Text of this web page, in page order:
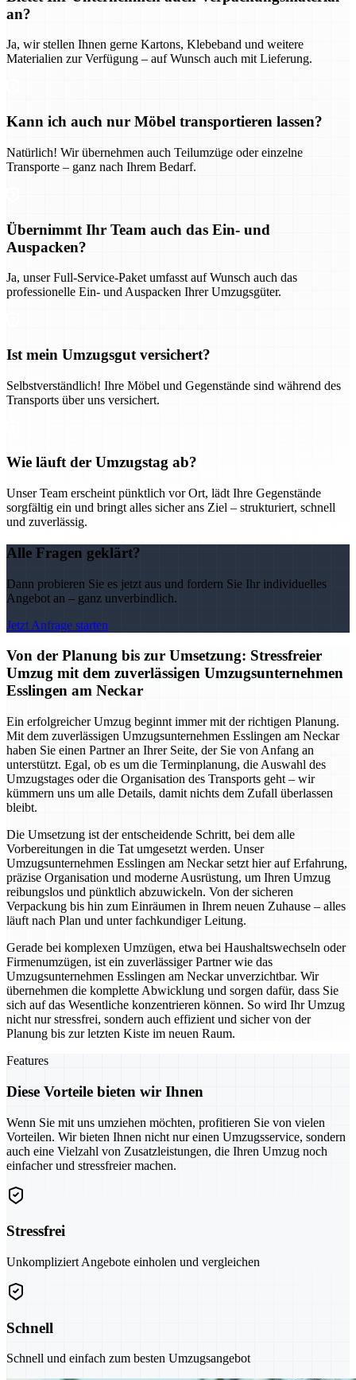
an?
Ja, wir stellen Ihnen gerne Kartons, Klebeband und weitere
Materialien zur Verfügung – auf Wunsch auch mit Lieferung.
Kann ich auch nur Möbel transportieren lassen?
Natürlich! Wir übernehmen auch Teilumzüge oder einzelne
Transporte – ganz nach Ihrem Bedarf.
Übernimmt Ihr Team auch das Ein- und
Auspacken?
Ja, unser Full-Service-Paket umfasst auf Wunsch auch das
professionelle Ein- und Auspacken Ihrer Umzugsgüter.
Ist mein Umzugsgut versichert?
Selbstverständlich! Ihre Möbel und Gegenstände sind während des
Transports über uns versichert.
Wie läuft der Umzugstag ab?
Unser Team erscheint pünktlich vor Ort, lädt Ihre Gegenstände
sorgfältig ein und bringt alles sicher ans Ziel – strukturiert, schnell
und zuverlässig.
Alle Fragen geklärt?
Dann probieren Sie es jetzt aus und fordern Sie Ihr individuelles
Angebot an – ganz unverbindlich.
Jetzt Anfrage starten
Von der Planung bis zur Umsetzung: Stressfreier
Umzug mit dem zuverlässigen Umzugsunternehmen
Esslingen am Neckar
Ein erfolgreicher Umzug beginnt immer mit der richtigen Planung.
Mit dem zuverlässigen Umzugsunternehmen Esslingen am Neckar
haben Sie einen Partner an Ihrer Seite, der Sie von Anfang an
unterstützt. Egal, ob es um die Terminplanung, die Auswahl des
Umzugstages oder die Organisation des Transports geht – wir
kümmern uns um alle Details, damit nichts dem Zufall überlassen
bleibt.
Die Umsetzung ist der entscheidende Schritt, bei dem alle
Vorbereitungen in die Tat umgesetzt werden. Unser
Umzugsunternehmen Esslingen am Neckar setzt hier auf Erfahrung,
präzise Organisation und moderne Ausrüstung, um Ihren Umzug
reibungslos und pünktlich abzuwickeln. Von der sicheren
Verpackung bis hin zum Einräumen in Ihrem neuen Zuhause – alles
läuft nach Plan und unter fachkundiger Leitung.
Gerade bei komplexen Umzügen, etwa bei Haushaltswechseln oder
Firmenumzügen, ist ein zuverlässiger Partner wie das
Umzugsunternehmen Esslingen am Neckar unverzichtbar. Wir
übernehmen die komplette Abwicklung und sorgen dafür, dass Sie
sich auf das Wesentliche konzentrieren können. So wird Ihr Umzug
nicht nur stressfrei, sondern auch effizient und sicher von der
Planung bis zur letzten Kiste im neuen Raum.
Features
Diese Vorteile bieten wir Ihnen
Wenn Sie mit uns umziehen möchten, profitieren Sie von vielen
Vorteilen. Wir bieten Ihnen nicht nur einen Umzugsservice, sondern
auch eine Vielzahl von Zusatzleistungen, die Ihren Umzug noch
einfacher und stressfreier machen.
Stressfrei
Unkompliziert Angebote einholen und vergleichen
Schnell
Schnell und einfach zum besten Umzugsangebot